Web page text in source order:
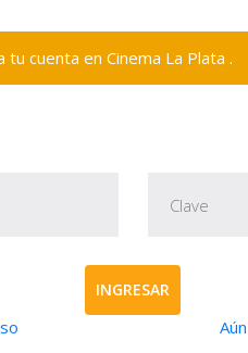
cuenta en Cinema La Plata .
INGRESAR